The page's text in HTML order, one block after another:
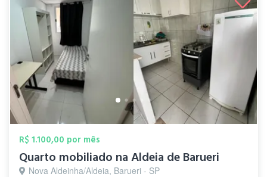
R$ 1.100,00 por mês
Quarto mobiliado na Aldeia de Barueri
Nova Aldeinha/Aldeia, Barueri - SP